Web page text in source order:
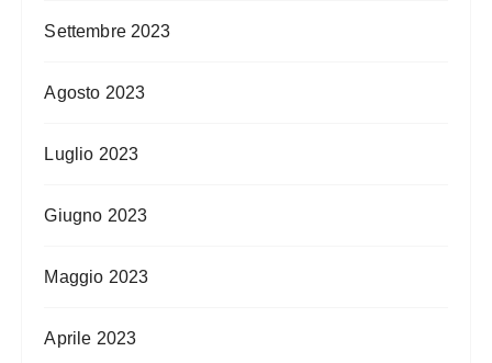
Settembre 2023
Agosto 2023
Luglio 2023
Giugno 2023
Maggio 2023
Aprile 2023